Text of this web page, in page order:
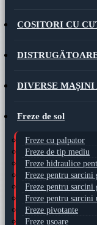
COSITORI CU
DIVERSE
Freze de sol
Freze cu palpator
Freze de tip mediu
Freze hidraulice
Freze pentru sarcini
Freze pentru sarcini
Freze pentru sarcini
Freze pivotante
Freze usoare